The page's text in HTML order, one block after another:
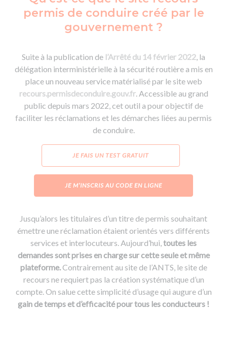
permis de conduire créé par le
gouvernement ?
Suite à la publication de l’Arrêté du 14 février 2022, la
délégation interministérielle à la sécurité routière a mis en
place un nouveau service matérialisé par le site web
recours.permisdeconduire.gouv.fr. Accessible au grand
public depuis mars 2022, cet outil a pour objectif de
faciliter les réclamations et les démarches liées au permis
de conduire.
JE FAIS UN TEST GRATUIT
JE M’INSCRIS AU CODE EN LIGNE
Jusqu’alors les titulaires d’un titre de permis souhaitant
émettre une réclamation étaient orientés vers différents
services et interlocuteurs. Aujourd’hui,toutes les
demandes sont prises en charge sur cette seule et même
plateforme.Contrairement au site de l’ANTS, le site de
recours ne requiert pas la création systématique d’un
compte. On salue cette simplicité d’usage qui augure d’un
gain de temps et d’efficacité pour tous les conducteurs !